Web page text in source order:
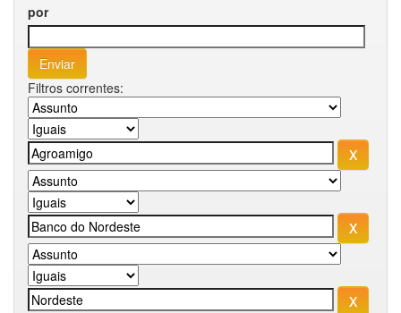
por
Filtros correntes: